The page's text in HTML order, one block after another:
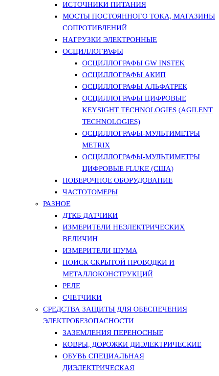
ИСТОЧНИКИ ПИТАНИЯ
МОСТЫ ПОСТОЯННОГО ТОКА, МАГАЗИНЫ
СОПРОТИВЛЕНИЙ
НАГРУЗКИ ЭЛЕКТРОННЫЕ
ОСЦИЛЛОГРАФЫ
ОСЦИЛЛОГРАФЫ GW INSTEK
ОСЦИЛЛОГРАФЫ АКИП
ОСЦИЛЛОГРАФЫ АЛЬФАТРЕК
ОСЦИЛЛОГРАФЫ ЦИФРОВЫЕ
KEYSIGHT TECHNOLOGIES (AGILENT
TECHNOLOGIES)
ОСЦИЛЛОГРАФЫ-МУЛЬТИМЕТРЫ
METRIX
ОСЦИЛЛОГРАФЫ-МУЛЬТИМЕТРЫ
ЦИФРОВЫЕ FLUKE (США)
ПОВЕРОЧНОЕ ОБОРУДОВАНИЕ
ЧАСТОТОМЕРЫ
РАЗНОЕ
ДТКБ ДАТЧИКИ
ИЗМЕРИТЕЛИ НЕЭЛЕКТРИЧЕСКИХ
ВЕЛИЧИН
ИЗМЕРИТЕЛИ ШУМА
ПОИСК СКРЫТОЙ ПРОВОДКИ И
МЕТАЛЛОКОНСТРУКЦИЙ
РЕЛЕ
СЧЕТЧИКИ
СРЕДСТВА ЗАЩИТЫ ДЛЯ ОБЕСПЕЧЕНИЯ
ЭЛЕКТРОБЕЗОПАСНОСТИ
ЗАЗЕМЛЕНИЯ ПЕРЕНОСНЫЕ
КОВРЫ, ДОРОЖКИ ДИЭЛЕКТРИЧЕСКИЕ
ОБУВЬ СПЕЦИАЛЬНАЯ
ДИЭЛЕКТРИЧЕСКАЯ